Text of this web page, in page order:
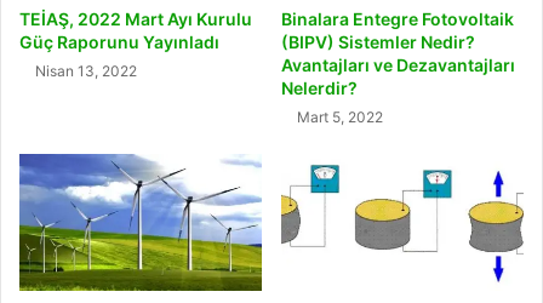
TEİAŞ, 2022 Mart Ayı Kurulu
Güç Raporunu Yayınladı
Nisan 13, 2022
Binalara Entegre Fotovoltaik
(BIPV) Sistemler Nedir?
Avantajları ve Dezavantajları
Nelerdir?
Mart 5, 2022